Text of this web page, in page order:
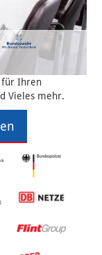
für Ihren
Vieles mehr.